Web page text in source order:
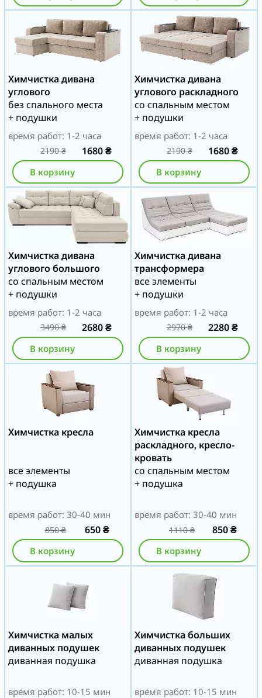
Химчистка дивана
углового
без спального места
+ подушки
время работ: 1-2 часа
2190₴ 1680₴
В корзину
Химчистка дивана
углового раскладного
со спальным местом
+ подушки
время работ: 1-2 часа
2190₴ 1680₴
В корзину
Химчистка дивана
углового большого
со спальным местом
+ подушки
время работ: 1-2 часа
3490₴ 2680₴
В корзину
Химчистка дивана
трансформера
все элементы
+ подушки
время работ: 1-2 часа
2970₴ 2280₴
В корзину
Химчистка кресла
все элементы
+ подушка
время работ: 30-40 мин
850₴ 650₴
В корзину
Химчистка кресла
раскладного, кресло-
кровать
со спальным местом
+ подушка
время работ: 30-40 мин
1110₴ 850₴
В корзину
Химчистка малых
диванных подушек
диванная подушка
время работ: 10-15 мин
Химчистка больших
диванных подушек
диванная подушка
время работ: 10-15 мин